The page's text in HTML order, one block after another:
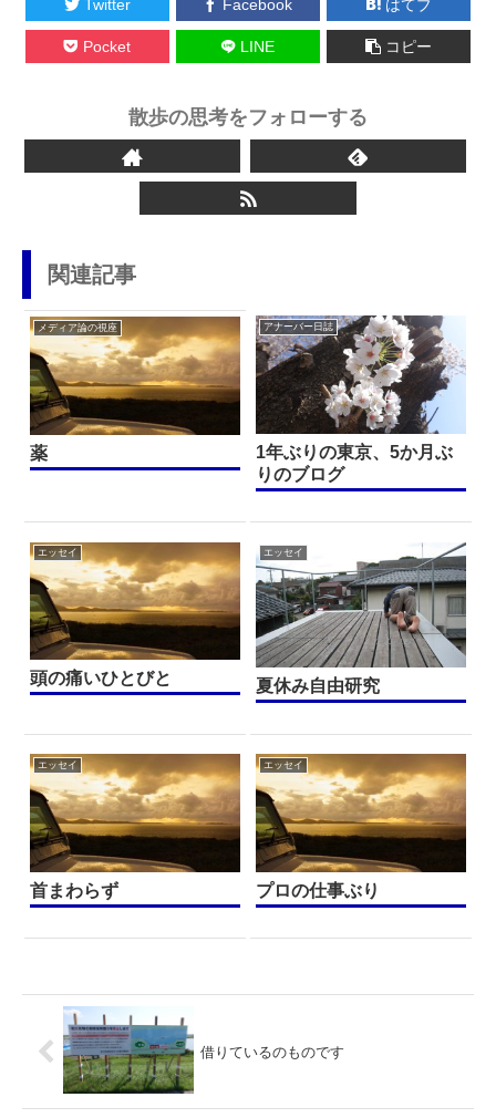
Twitter Facebook はてブ
Pocket LINE コピー
散歩の思考をフォローする
関連記事
メディア論の視座
薬
アナーバー日誌
1年ぶりの東京、5か月ぶ
りのブログ
エッセイ
頭の痛いひとびと
エッセイ
夏休み自由研究
エッセイ
首まわらず
エッセイ
プロの仕事ぶり
借りているのものです